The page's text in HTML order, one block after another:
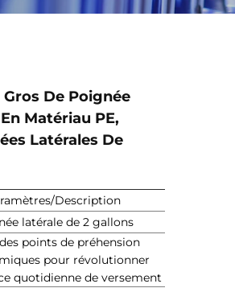
De Poignée
Matériau PE,
Latérales De
Description
latérale de 2 gallons
points de préhension
pour révolutionner
quotidienne de versement